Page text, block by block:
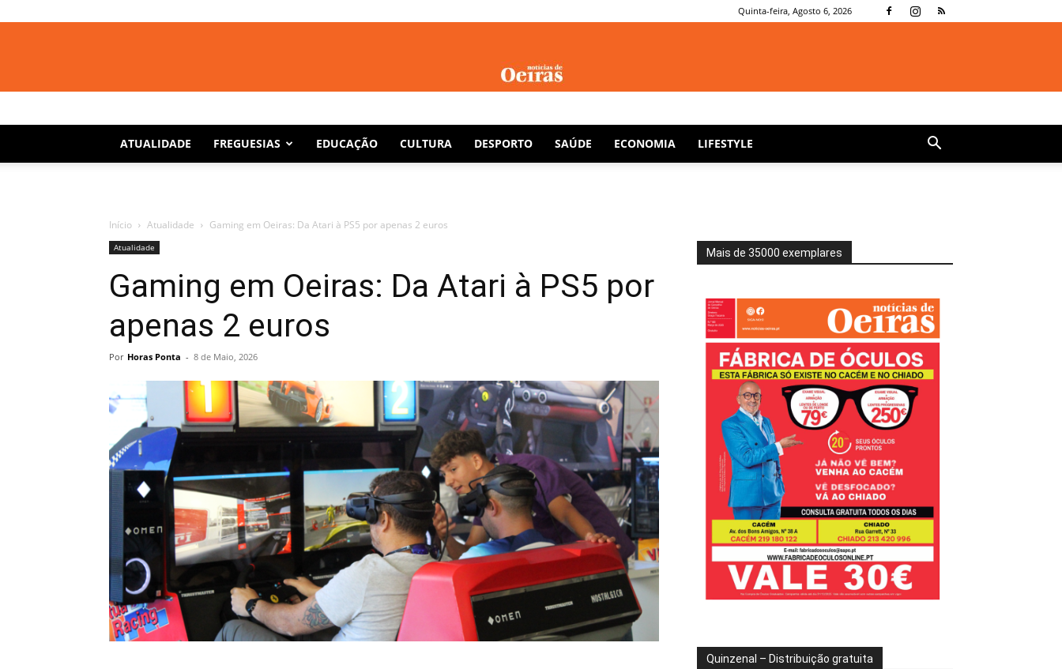
Quinta-feira, Agosto 6, 2026
Notícias
ATUALIDADE FREGUESIAS EDUCAÇÃO CULTURA DESPORTO SAÚDE ECONOMIA LIFESTYLE
Início Atualidade Gaming em Oeiras: Da Atari à PS5 por apenas 2 euros
Atualidade
Gaming em Oeiras: Da Atari à PS5 por
apenas 2 euros
Por Horas Ponta - 8 de Maio, 2026
Mais de 35000 exemplares
Quinzenal – Distribuição gratuita